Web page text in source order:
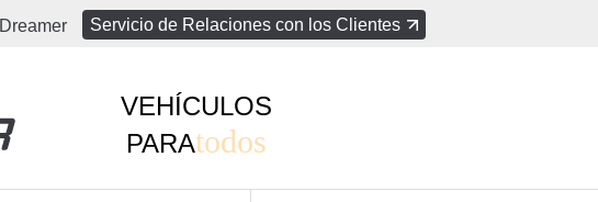
Dreamer Servicio de Relaciones con los Clientes
VEHÍCULOS
PARAtodos